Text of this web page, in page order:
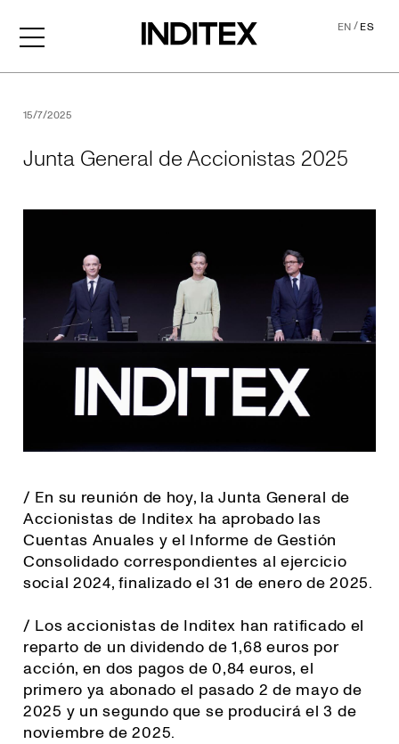
EN/ES
15/7/2025
Junta General de Accionistas 2025
/ En su reunión de hoy, la Junta General de
Accionistas de Inditex ha aprobado las
Cuentas Anuales y el Informe de Gestión
Consolidado correspondientes al ejercicio
social 2024, finalizado el 31 de enero de 2025.
/ Los accionistas de Inditex han ratificado el
reparto de un dividendo de 1,68 euros por
acción, en dos pagos de 0,84 euros, el
primero ya abonado el pasado 2 de mayo de
2025 y un segundo que se producirá el 3 de
noviembre de 2025.